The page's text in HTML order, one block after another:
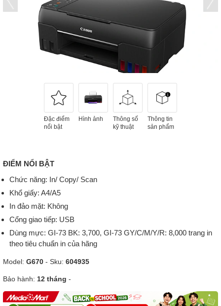
Đặc điểm
nổi bật
Hình ảnh
Thông số
kỹ thuật
Thông tin
sản phẩm
ĐIỂM NỔI BẬT
Chức năng: In/ Copy/ Scan
Khổ giấy: A4/A5
In đảo mặt: Không
Cổng giao tiếp: USB
Dùng mực: GI-73 BK: 3,700, GI-73 GY/C/M/Y/R: 8,000 trang in
theo tiêu chuẩn in của hãng
Model: G670 - Sku: 604935
Bảo hành: 12 tháng -